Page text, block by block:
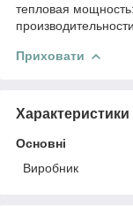
тепловая
Приховати
Характеристики
Основні
Виробник